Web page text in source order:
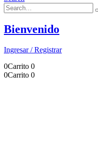
Bienvenido
Ingresar / Registrar
0Carrito 0
0Carrito 0